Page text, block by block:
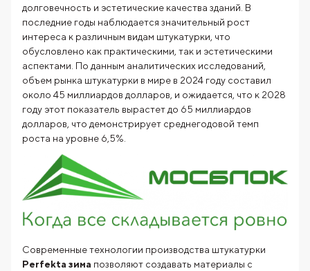
долговечность и эстетические качества зданий. В
последние годы наблюдается значительный рост
интереса к различным видам штукатурки, что
обусловлено как практическими, так и эстетическими
аспектами. По данным аналитических исследований,
объем рынка штукатурки в мире в 2024 году составил
около 45 миллиардов долларов, и ожидается, что к 2028
году этот показатель вырастет до 65 миллиардов
долларов, что демонстрирует среднегодовой темп
роста на уровне 6,5%.
Современные технологии производства штукатурки
Perfekta зима позволяют создавать материалы с